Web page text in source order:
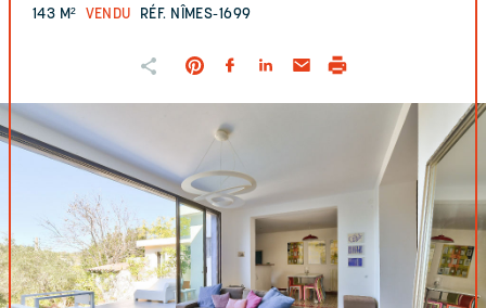
143 M² VENDU RÉF. NÎMES-1699